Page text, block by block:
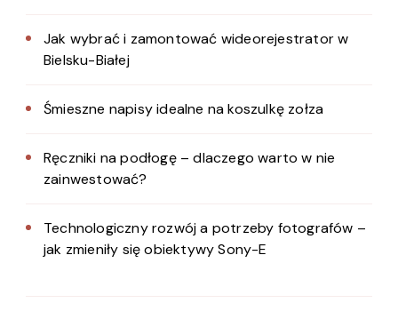
Jak wybrać i zamontować wideorejestrator w
Bielsku-Białej
Śmieszne napisy idealne na koszulkę zołza
Ręczniki na podłogę – dlaczego warto w nie
zainwestować?
Technologiczny rozwój a potrzeby fotografów –
jak zmieniły się obiektywy Sony-E